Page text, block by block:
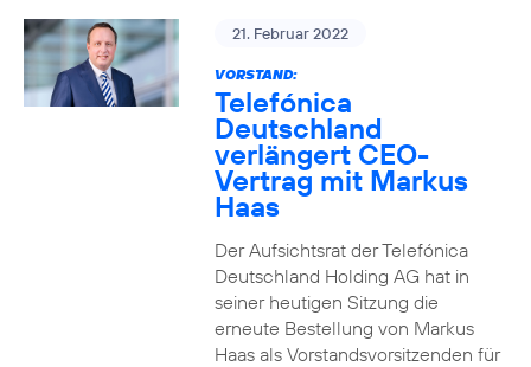
21. Februar 2022
VORSTAND:
Telefónica
Deutschland
verlängert CEO-
Vertrag mit Markus
Haas
Der Aufsichtsrat der Telefónica
Deutschland Holding AG hat in
seiner heutigen Sitzung die
erneute Bestellung von Markus
Haas als Vorstandsvorsitzenden für